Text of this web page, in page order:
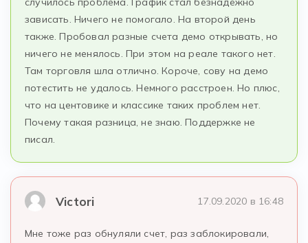
зависать. Ничего не помогало. На второй день
также. Пробовал разные счета демо открывать, но
ничего не менялось. При этом на реале такого нет.
Там торговля шла отлично. Короче, сову на демо
потестить не удалось. Немного расстроен. Но плюс,
что на центовике и классике таких проблем нет.
Почему такая разница, не знаю. Поддержке не
писал.
Victori 17.09.2020 в 16:48
Мне тоже раз обнуляли счет, раз заблокировали,